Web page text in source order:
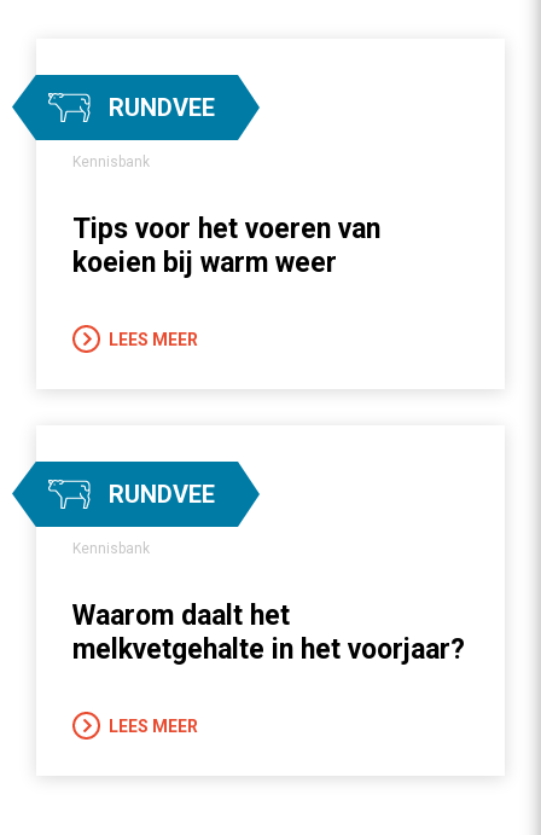
RUNDVEE
Kennisbank
Tips voor het voeren van
koeien bij warm weer
LEES MEER
RUNDVEE
Kennisbank
Waarom daalt het
melkvetgehalte in het voorjaar?
LEES MEER